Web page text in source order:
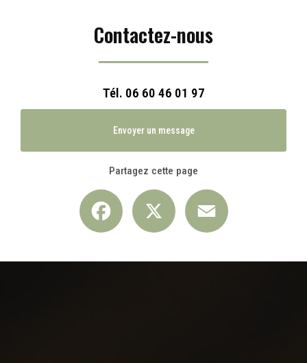
Contactez-nous
Tél. 06 60 46 01 97
Envoyer un message
Partagez cette page
Facebook